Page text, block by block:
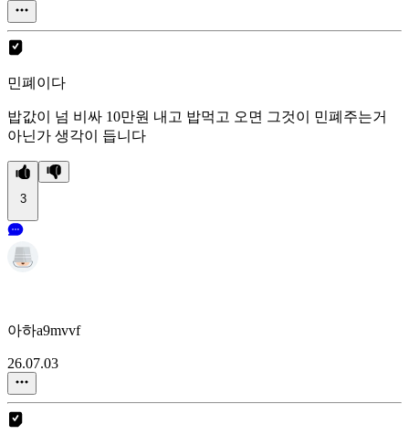
민폐이다
밥값이 넘 비싸 10만원 내고 밥먹고 오면 그것이 민폐주는거
아닌가 생각이 듭니다
3
아하a9mvvf
26.07.03